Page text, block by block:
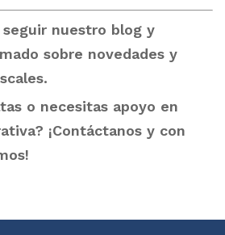
seguir nuestro blog y
sobre novedades y
o necesitas apoyo en
¡Contáctanos y con